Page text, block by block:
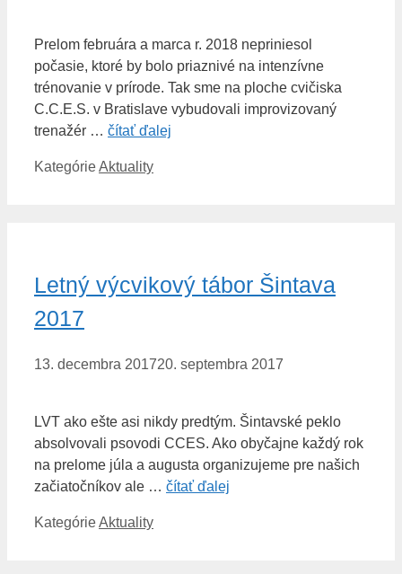
Prelom februára a marca r. 2018 nepriniesol
počasie, ktoré by bolo priaznivé na intenzívne
trénovanie v prírode. Tak sme na ploche cvičiska
C.C.E.S. v Bratislave vybudovali improvizovaný
trenažér … čítať ďalej
KategórieAktuality
Letný výcvikový tábor Šintava
2017
13. decembra 201720. septembra 2017
LVT ako ešte asi nikdy predtým. Šintavské peklo
absolvovali psovodi CCES. Ako obyčajne každý rok
na prelome júla a augusta organizujeme pre našich
začiatočníkov ale … čítať ďalej
KategórieAktuality